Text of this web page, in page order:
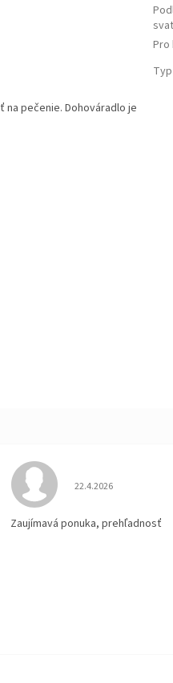
pečenie. Dohováradlo je
Pro
Hodnotenie
22.4.2026
Zaujímavá ponuka, prehľadnosť